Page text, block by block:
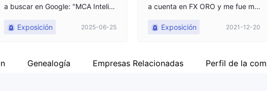
a buscar en Google: "MCA Intelifu
la Comisión de Valores y Bolsa de
numerosas violaciones de regulac
Exposición 2025-06-25
a cuenta en FX ORO y me fue mu
días y con una cuenta de 250 US
grese mi dinero para pagar unas
Exposición 2021-12-20
Genealogía Empresas Relacionadas Perfil de la